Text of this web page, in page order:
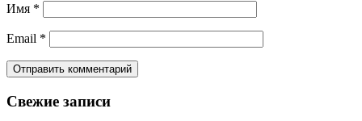
Имя *
Email *
Свежие записи